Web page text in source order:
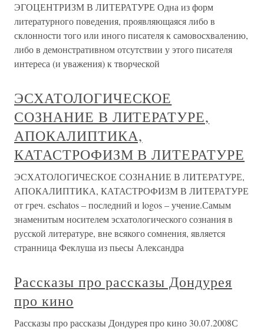
ЭГОЦЕНТРИЗМ В ЛИТЕРАТУРЕ Одна из форм
литературного поведения, проявляющаяся либо в
склонности того или иного писателя к самовосхвалению,
либо в демонстративном отсутствии у этого писателя
интереса (и уважения) к творческой
ЭСХАТОЛОГИЧЕСКОЕ
СОЗНАНИЕ В ЛИТЕРАТУРЕ,
АПОКАЛИПТИКА,
КАТАСТРОФИЗМ В ЛИТЕРАТУРЕ
ЭСХАТОЛОГИЧЕСКОЕ СОЗНАНИЕ В ЛИТЕРАТУРЕ,
АПОКАЛИПТИКА, КАТАСТРОФИЗМ В ЛИТЕРАТУРЕ
от греч. eschatos – последний и logos – учение.Самым
знаменитым носителем эсхатологического сознания в
русской литературе, вне всякого сомнения, является
странница Феклуша из пьесы Александра
Рассказы про рассказы Дондурея
про кино
Рассказы про рассказы Дондурея про кино 30.07.2008С